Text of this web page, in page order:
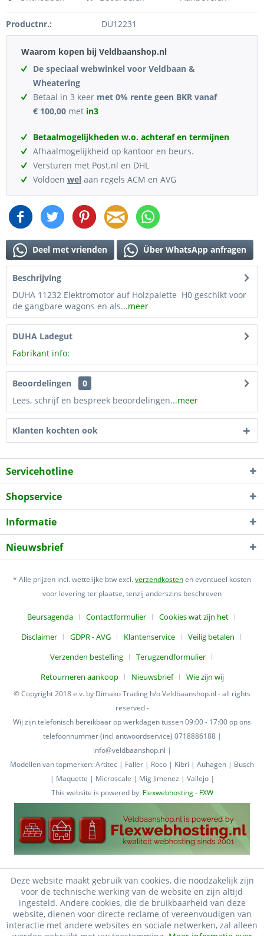
Productnr.: DU12231
Waarom kopen bij Veldbaanshop.nl
De speciaal webwinkel voor Veldbaan &
Wheatering
Betaal in 3 keer met 0% rente geen BKR vanaf
€ 100,00 met in3
Betaalmogelijkheden w.o. achteraf en termijnen
Afhaalmogelijkheid op kantoor en beurs.
Versturen met Post.nl en DHL
Voldoen wel aan regels ACM en AVG
Deel met vrienden Über WhatsApp anfragen
Beschrijving
DUHA 11232 Elektromotor auf Holzpalette H0 geschikt voor
de gangbare wagons en als...meer
DUHA Ladegut
Fabrikant info:
Beoordelingen
0
Lees, schrijf en bespreek beoordelingen...meer
Klanten kochten ook
Servicehotline
Shopservice
Informatie
Nieuwsbrief
* Alle prijzen incl. wettelijke btw excl.verzendkostenen eventueel kosten
voor levering ter plaatse, tenzij anderszins beschreven
Beursagenda Contactformulier
Cookies wat zijn het
Disclaimer
GDPR - AVG Klantenservice
Veilig betalen
Verzenden bestelling
Terugzendformulier
Retourneren aankoop
Nieuwsbrief Wie zijn wij
© Copyright 2018 e.v. by Dimako Trading h/o Veldbaanshop.nl - all rights
reserved -
Wij zijn telefonisch bereikbaar op werkdagen tussen 09:00 - 17:00 op ons
telefoonnummer (incl antwoordservice) 0718886188 |
info@veldbaanshop.nl |
Modellen van topmerken: Artitec | Faller | Roco | Kibri | Auhagen | Busch
| Maquette | Microscale | Mig Jimenez | Vallejo |
This website is powered by: Flexwebhosting - FXW
Deze website maakt gebruik van cookies, die noodzakelijk zijn
voor de technische werking van de website en zijn altijd
ingesteld. Andere cookies, die de bruikbaarheid van deze
website, dienen voor directe reclame of vereenvoudigen van
interactie met andere websites en sociale netwerken, zal alleen